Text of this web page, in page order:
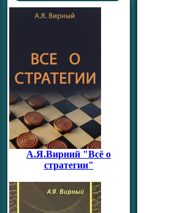
А.Я.Вирний "Всё о
стратегии"